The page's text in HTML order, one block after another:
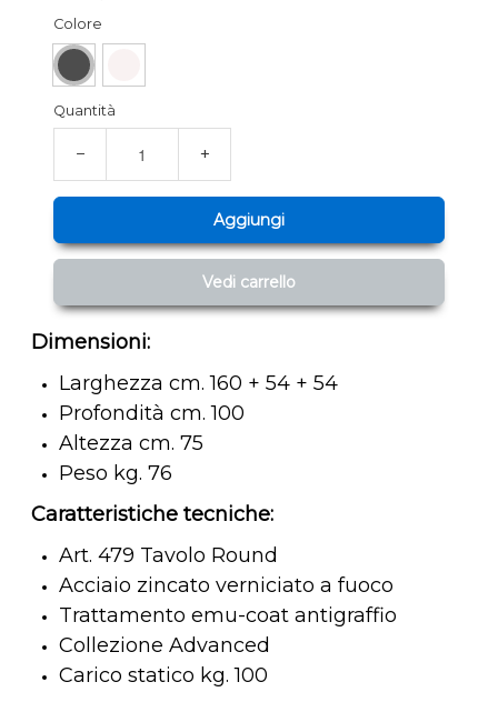
Colore
Quantità
− +
Aggiungi
Vedi carrello
Dimensioni:
Larghezza cm. 160 + 54 + 54
Profondità cm. 100
Altezza cm. 75
Peso kg. 76
Caratteristiche tecniche:
Art. 479 Tavolo Round
Acciaio zincato verniciato a fuoco
Trattamento emu-coat antigraffio
Collezione Advanced
Carico statico kg. 100